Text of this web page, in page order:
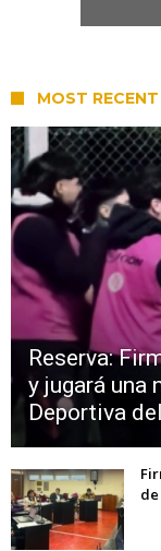
MOST RECENT
Reserva:
y jugará una
Deportiva